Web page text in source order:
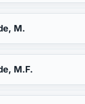
M.
M.F.